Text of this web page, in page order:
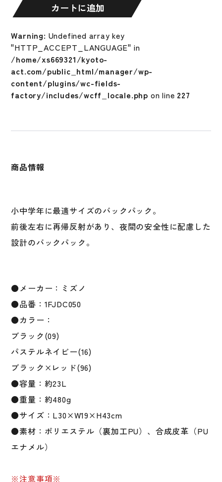
パ
ッ
ジ
ュ
ニ
ア
少
年
リ
ク
ク
少
年
野
個
カートに追加
Warning: Undefined array key
"HTTP_ACCEPT_LANGUAGE" in
/home/xs669321/kyoto-
act.com/public_html/manager/wp-
content/plugins/wc-fields-
factory/includes/wcff_locale.php on line 227
商品情報
小中学年に最適サイズのバックパック。
前後左右に再帰反射があり、夜間の安全性に配慮した
設計のバックパック。
●メーカー：ミズノ
●品番：1FJDC050
●カラー：
ブラック(09)
パステルネイビー(16)
ブラック×レッド(96)
●容量：約23L
●重量：約480g
●サイズ：L30×W19×H43cm
●素材：ポリエステル（裏加工PU）、合成皮革（PU
エナメル）
※注意事項※